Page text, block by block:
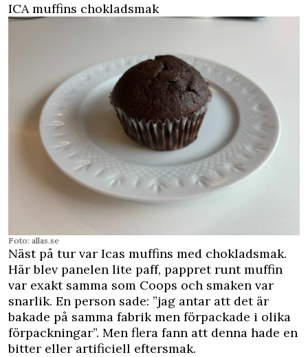
ICA muffins chokladsmak
Foto: allas.se
Näst på tur var Icas muffins med chokladsmak.
Här blev panelen lite paff, pappret runt muffin
var exakt samma som Coops och smaken var
snarlik. En person sade: ”jag antar att det är
bakade på samma fabrik men förpackade i olika
förpackningar”. Men flera fann att denna hade en
bitter eller artificiell eftersmak.